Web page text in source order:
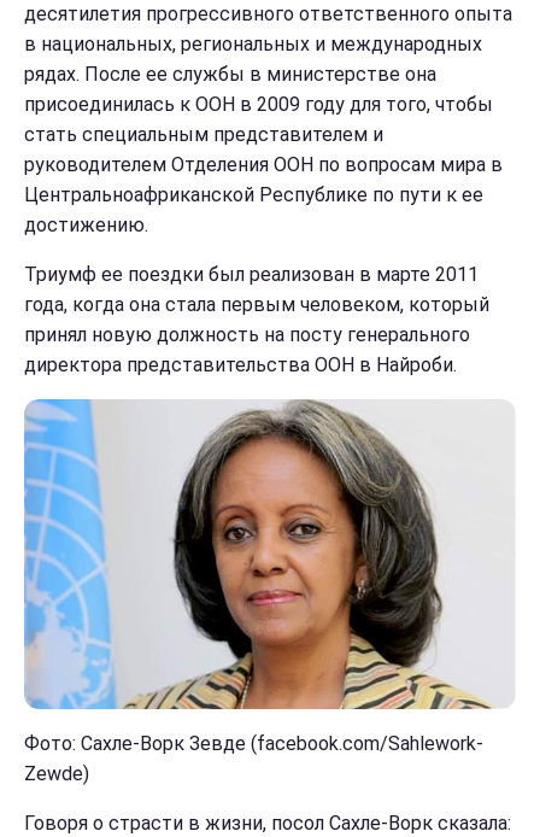
десятилетия прогрессивного ответственного опыта
в национальных, региональных и международных
рядах. После ее службы в министерстве она
присоединилась к ООН в 2009 году для того, чтобы
стать специальным представителем и
руководителем Отделения ООН по вопросам мира в
Центральноафриканской Республике по пути к ее
достижению.
Триумф ее поездки был реализован в марте 2011
года, когда она стала первым человеком, который
принял новую должность на посту генерального
директора представительства ООН в Найроби.
Фото: Сахле-Ворк Зевде (facebook.com/Sahlework-
Zewde)
Говоря о страсти в жизни, посол Сахле-Ворк сказала: